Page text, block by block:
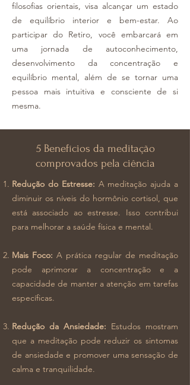
filosofias orientais, visa alcançar um estado
de equilíbrio interior e bem-estar. Ao
participar do Retiro, você embarcará em
uma jornada de autoconhecimento,
desenvolvimento da concentração e
equilíbrio mental, além de se tornar uma
pessoa mais intuitiva e consciente de si
mesma.
5 Benefícios da meditação
comprovados pela ciência
Redução do Estresse: A meditação ajuda a
diminuir os níveis do hormônio cortisol, que
está associado ao estresse. Isso contribui
para melhorar a saúde física e mental.
Mais Foco: A prática regular de meditação
pode aprimorar a concentração e a
capacidade de manter a atenção em tarefas
específicas.
Redução da Ansiedade: Estudos mostram
que a meditação pode reduzir os sintomas
de ansiedade e promover uma sensação de
calma e tranquilidade.